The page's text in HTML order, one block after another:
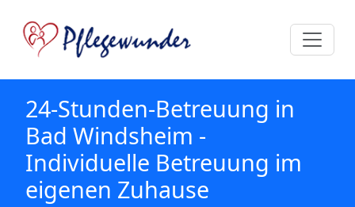
24-Stunden-Betreuung in
Bad Windsheim -
Individuelle Betreuung im
eigenen Zuhause